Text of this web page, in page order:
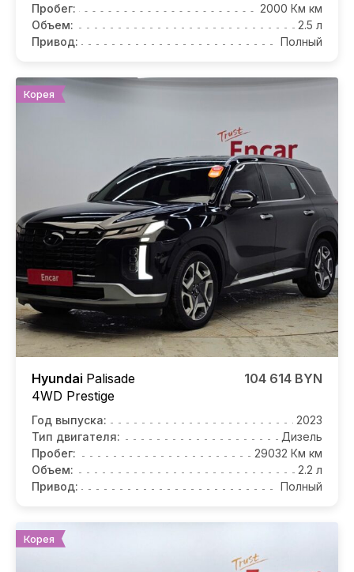
Пробег:
2000 Км км
Объем:
2.5 л
Привод:
Полный
Корея
Hyundai Palisade
4WD Prestige
104 614 BYN
Год выпуска:
2023
Тип двигателя:
Дизель
Пробег:
29032 Км км
Объем:
2.2 л
Привод:
Полный
Корея